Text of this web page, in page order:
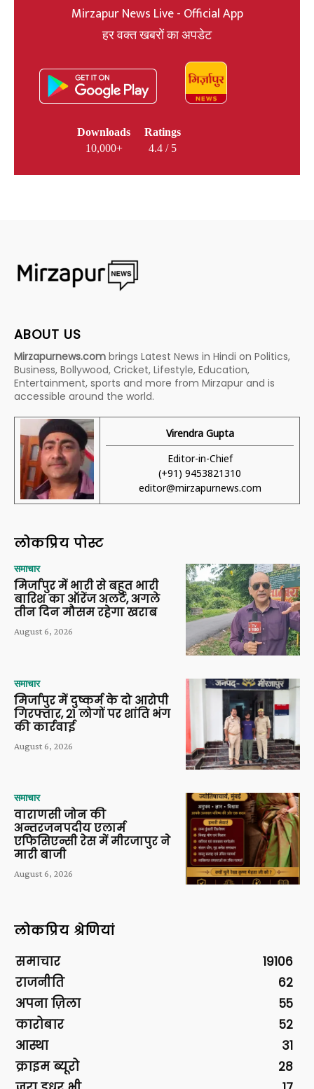
Mirzapur News Live - Official App
हर वक्त खबरों का अपडेट
Downloads
10,000+
Ratings
4.4 / 5
ABOUT US
Mirzapurnews.com brings Latest News in Hindi on Politics,
Business, Bollywood, Cricket, Lifestyle, Education,
Entertainment, sports and more from Mirzapur and is
accessible around the world.
Virendra Gupta
Editor-in-Chief
(+91) 9453821310
editor@mirzapurnews.com
लोकप्रिय पोस्ट
समाचार
मिर्जापुर में भारी से बहुत भारी
बारिश का ऑरेंज अलर्ट, अगले
तीन दिन मौसम रहेगा खराब
August 6, 2026
समाचार
मिर्जापुर में दुष्कर्म के दो आरोपी
गिरफ्तार, 21 लोगों पर शांति भंग
की कार्रवाई
August 6, 2026
समाचार
वाराणसी जोन की
अन्तरजनपदीय एलार्म
एफिसिएन्सी रेस में मीरजापुर ने
मारी बाजी
August 6, 2026
लोकप्रिय श्रेणियां
समाचार
19106
राजनीति
62
अपना ज़िला
55
कारोबार
52
आस्था
31
क्राइम ब्यूरो
28